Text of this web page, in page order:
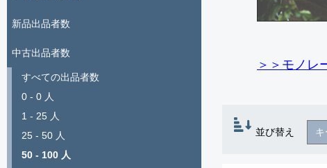
＞＞モノレ
並び替え
新品出品者数
中古出品者数
すべての出品者数
0 - 0 人
1 - 25 人
25 - 50 人
50 - 100 人